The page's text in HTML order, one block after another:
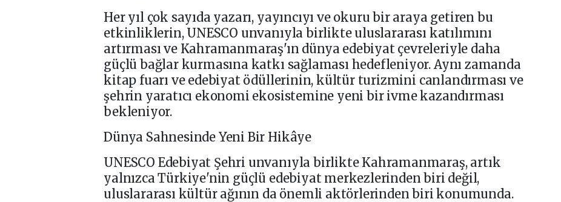
Her yıl çok sayıda yazarı, yayıncıyı ve okuru bir araya getiren bu
etkinliklerin, UNESCO unvanıyla birlikte uluslararası katılımını
artırması ve Kahramanmaraş'ın dünya edebiyat çevreleriyle daha
güçlü bağlar kurmasına katkı sağlaması hedefleniyor. Aynı zamanda
kitap fuarı ve edebiyat ödüllerinin, kültür turizmini canlandırması ve
şehrin yaratıcı ekonomi ekosistemine yeni bir ivme kazandırması
bekleniyor.
Dünya Sahnesinde Yeni Bir Hikâye
UNESCO Edebiyat Şehri unvanıyla birlikte Kahramanmaraş, artık
yalnızca Türkiye'nin güçlü edebiyat merkezlerinden biri değil,
uluslararası kültür ağının da önemli aktörlerinden biri konumunda.